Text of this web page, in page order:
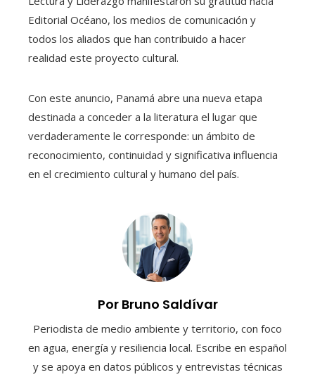
Editorial Océano, los medios de comunicación y
todos los aliados que han contribuido a hacer
realidad este proyecto cultural.
Con este anuncio, Panamá abre una nueva etapa
destinada a conceder a la literatura el lugar que
verdaderamente le corresponde: un ámbito de
reconocimiento, continuidad y significativa influencia
en el crecimiento cultural y humano del país.
Por Bruno Saldívar
Periodista de medio ambiente y territorio, con foco
en agua, energía y resiliencia local. Escribe en español
y se apoya en datos públicos y entrevistas técnicas